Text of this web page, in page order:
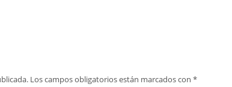
Los campos obligatorios están marcados con *